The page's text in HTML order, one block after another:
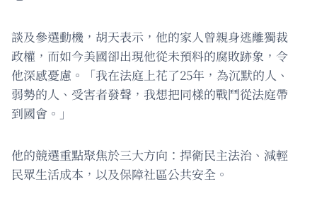
談及參選動機，胡天表示，他的家人曾親身逃離獨裁
政權，而如今美國卻出現他從未預料的腐敗跡象，令
他深感憂慮。「我在法庭上花了25年，為沉默的人、
弱勢的人、受害者發聲，我想把同樣的戰鬥從法庭帶
到國會。」
他的競選重點聚焦於三大方向：捍衛民主法治、減輕
民眾生活成本，以及保障社區公共安全。